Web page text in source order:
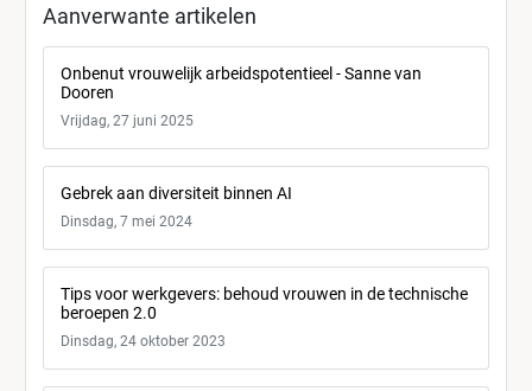
Aanverwante artikelen
Onbenut vrouwelijk arbeidspotentieel - Sanne van
Dooren
Vrijdag, 27 juni 2025
Gebrek aan diversiteit binnen AI
Dinsdag, 7 mei 2024
Tips voor werkgevers: behoud vrouwen in de technische
beroepen 2.0
Dinsdag, 24 oktober 2023